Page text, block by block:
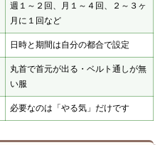
週１～２回、月１～４回、２～３ヶ
月に１回など
日時と期間は自分の都合で設定
丸首で首元が出る・ベルト通しが無
い服
必要なのは「やる気」だけです